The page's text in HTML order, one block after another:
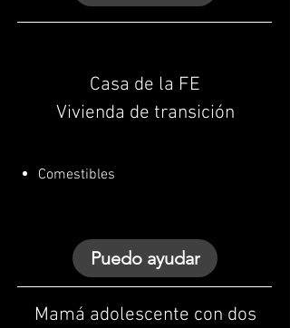
Casa de la FE
Vivienda de transición
Comestibles
Puedo ayudar
Mamá adolescente con dos